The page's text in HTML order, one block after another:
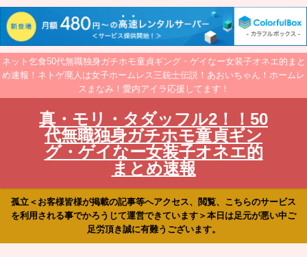
ネット乞食50代無職独身ガチホモ童貞ギング・ゲイなー女装子オネエ的まと
め速報！ネトゲ廃人は女子ホームレス三銃士伝説！あおいちゃん！ホームレ
スまなみ！愛内アイラ応援してます！
真・モリ・タダッフル2！！50
代無職独身ガチホモ童貞ギン
グ・ゲイなー女装子オネエ的
まとめ速報
孤立＜お客様皆様が掲載の記事等へアクセス、閲覧、こちらのサービス
を利用される事でかろうじて運営できています＞本日は足元が悪い中ご
足労頂き誠に有難うございます。